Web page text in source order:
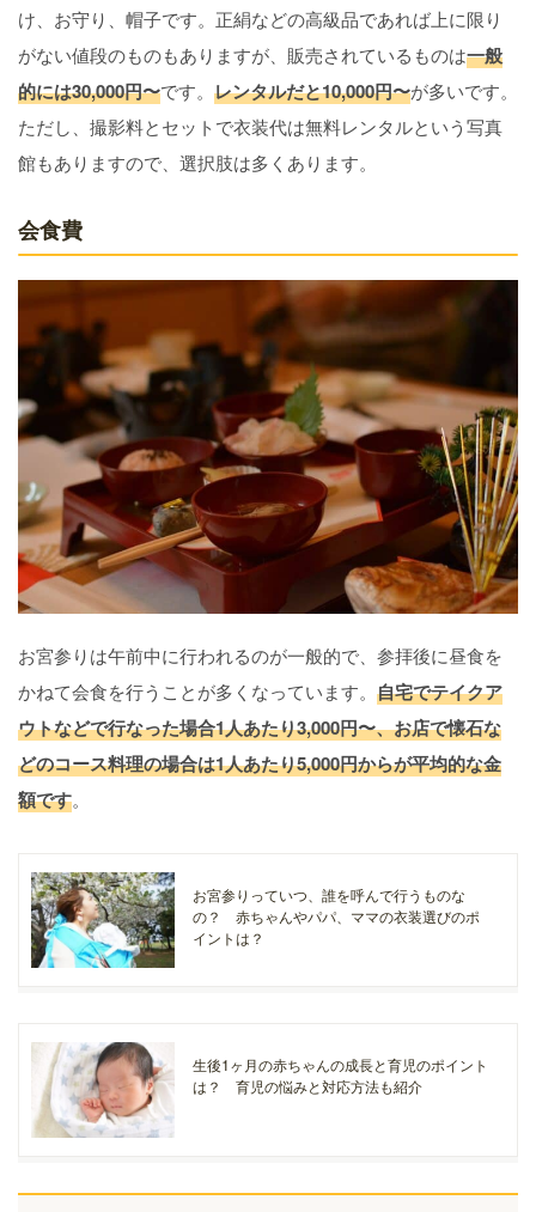
け、お守り、帽子です。正絹などの高級品であれば上に限り
がない値段のものもありますが、販売されているものは一般
的には30,000円〜です。 レンタルだと10,000円〜が多いです。
ただし、撮影料とセットで衣装代は無料レンタルという写真
館もありますので、選択肢は多くあります。
会食費
お宮参りは午前中に行われるのが一般的で、参拝後に昼食を
かねて会食を行うことが多くなっています。 自宅でテイクア
ウトなどで行なった場合1人あたり3,000円〜、お店で懐石な
どのコース料理の場合は1人あたり5,000円からが平均的な金
額です。
お宮参りっていつ、誰を呼んで行うものな
の？ 赤ちゃんやパパ、ママの衣装選びのポ
イントは？
生後1ヶ月の赤ちゃんの成長と育児のポイント
は？ 育児の悩みと対応方法も紹介